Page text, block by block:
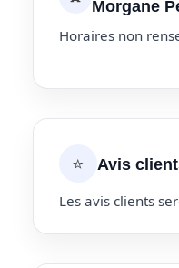
Morgane
Horaires non
⭐ Avis
Les avis clients